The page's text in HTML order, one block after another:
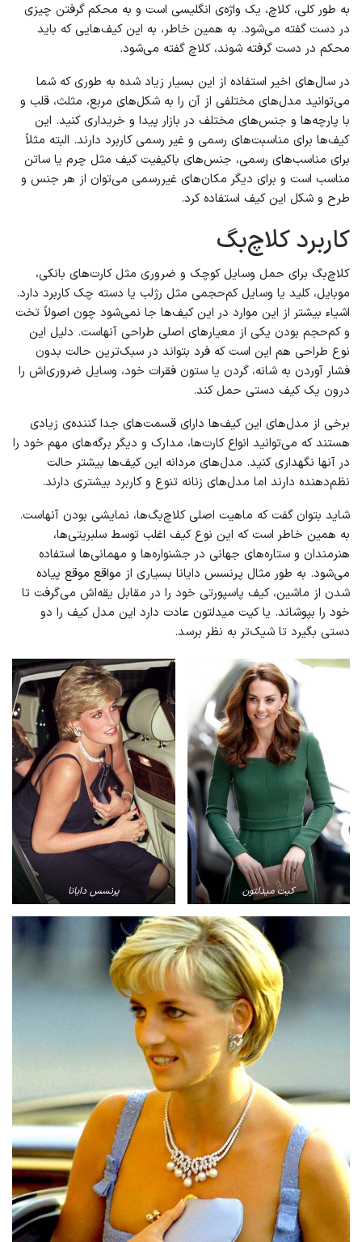
به طور کلی، کلاچ، یک واژه‌ی انگلیسی است و به محکم گرفتن چیزی
در دست گفته می‌شود. به همین خاطر، به این کیف‌هایی که باید
محکم در دست گرفته شوند، کلاچ گفته می‌شود.
در سال‌های اخیر استفاده از این بسیار زیاد شده به طوری که شما
می‌توانید مدل‌های مختلفی از آن را به شکل‌های مربع، مثلث، قلب و
با پارچه‌ها و جنس‌های مختلف در بازار پیدا و خریداری کنید. این
کیف‌ها برای مناسبت‌های رسمی و غیر رسمی کاربرد دارند. البته مثلاً
برای مناسب‌های رسمی، جنس‌های باکیفیت کیف مثل چرم یا ساتن
مناسب است و برای دیگر مکان‌های غیررسمی می‌توان از هر جنس و
طرح و شکل این کیف استفاده کرد.
کاربرد کلاچ‌بگ
کلاچ‌بگ برای حمل وسایل کوچک و ضروری مثل کارت‌های بانکی،
موبایل، کلید یا وسایل کم‌حجمی مثل رژلب یا دسته چک کاربرد دارد.
اشیاء بیشتر از این موارد در این کیف‌ها جا نمی‌شود چون اصولاً تخت
و کم‌حجم بودن یکی از معیارهای اصلی طراحی آنهاست. دلیل این
نوع طراحی هم این است که فرد بتواند در سبک‌ترین حالت بدون
فشار آوردن به شانه، گردن یا ستون فقرات خود، وسایل ضروری‌اش را
درون یک کیف دستی حمل کند.
برخی از مدل‌های این کیف‌ها دارای قسمت‌های جدا کننده‌ی زیادی
هستند که می‌توانید انواع کارت‌ها، مدارک و دیگر برگه‌های مهم خود را
در آنها نگهداری کنید. مدل‌های مردانه این کیف‌ها بیشتر حالت
نظم‌دهنده دارند اما مدل‌های زنانه تنوع و کاربرد بیشتری دارند.
شاید بتوان گفت که ماهیت اصلی کلاچ‌بگ‌ها، نمایشی بودن آنهاست.
به همین خاطر است که این نوع کیف اغلب توسط سلبریتی‌ها،
هنرمندان و ستاره‌های جهانی در جشنواره‌ها و مهمانی‌ها استفاده
می‌شود. به طور مثال پرنسس دایانا بسیاری از مواقع موقع پیاده
شدن از ماشین، کیف پاسپورتی خود را در مقابل یقه‌اش می‌گرفت تا
خود را بپوشاند. یا کیت میدلتون عادت دارد این مدل کیف را دو
دستی بگیرد تا شیک‌تر به نظر برسد.
کیت میدلتون پرنسس دایانا